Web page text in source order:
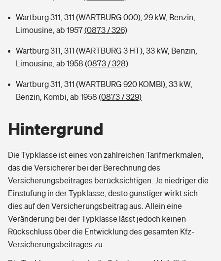
Wartburg 311, 311 (WARTBURG 000), 29 kW, Benzin,
Limousine, ab 1957(0873 / 326)
Wartburg 311, 311 (WARTBURG 3 HT), 33 kW, Benzin,
Limousine, ab 1958 (0873 / 328)
Wartburg 311, 311 (WARTBURG 920 KOMBI), 33 kW,
Benzin, Kombi, ab 1958 (0873 / 329)
Hintergrund
Die Typklasse ist eines von zahlreichen Tarifmerkmalen,
das die Versicherer bei der Berechnung des
Versicherungsbeitrages berücksichtigen. Je niedriger die
Einstufung in der Typklasse, desto günstiger wirkt sich
dies auf den Versicherungsbeitrag aus. Allein eine
Veränderung bei der Typklasse lässt jedoch keinen
Rückschluss über die Entwicklung des gesamten Kfz-
Versicherungsbeitrages zu.